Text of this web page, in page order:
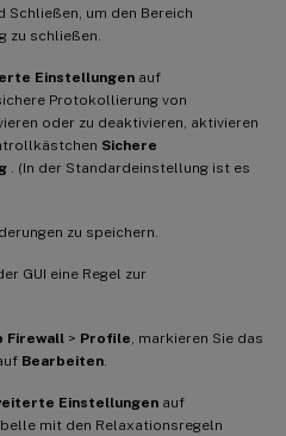
Schließen, um den Bereich
zu schließen.
Einstellungen auf
sichere Protokollierung von
oder zu deaktivieren, aktivieren
Sichere
. (In der Standardeinstellung ist es
zu speichern.
GUI eine Regel zur
Firewall > Profile , markieren Sie das
Bearbeiten
Einstellungen auf
mit den Relaxationsregeln